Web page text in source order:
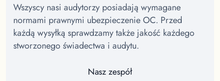
Wszyscy nasi audytorzy posiadają wymagane
normami prawnymi ubezpieczenie OC. Przed
każdą wysyłką sprawdzamy także jakość każdego
stworzonego świadectwa i audytu.
Nasz zespół